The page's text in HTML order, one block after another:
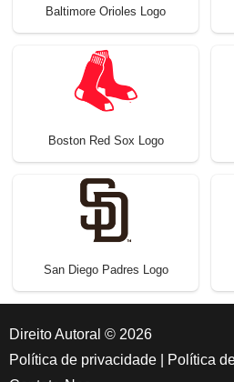
Baltimore Orioles Logo
Boston Red Sox Logo
San Diego Padres Logo
Direito Autoral © 2026
Política de privacidade
Política